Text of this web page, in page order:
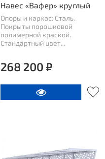
Навес «Вафер» круглый
Опоры и каркас: Сталь.
Покрыты порошковой
полимерной краской.
Стандартный цвет...
268 200 ₽